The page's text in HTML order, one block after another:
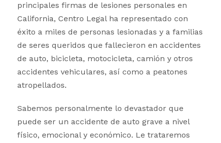
principales firmas de lesiones personales en
California, Centro Legal ha representado con
éxito a miles de personas lesionadas y a familias
de seres queridos que fallecieron en accidentes
de auto, bicicleta, motocicleta, camión y otros
accidentes vehiculares, así como a peatones
atropellados.
Sabemos personalmente lo devastador que
puede ser un accidente de auto grave a nivel
físico, emocional y económico. Le trataremos